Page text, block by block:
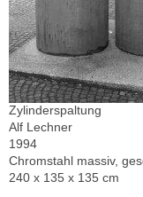
Zylinderspaltung
Alf Lechner
1994
Chromstahl massiv,
240 x 135 x 135 cm